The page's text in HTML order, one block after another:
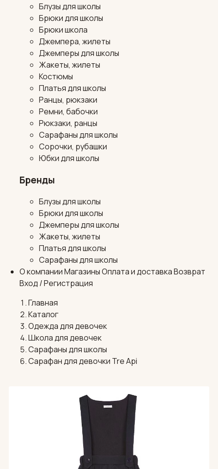
Блузы для школы
Брюки для школы
Брюки школа
Джемпера, жилеты
Джемперы для школы
Жакеты, жилеты
Костюмы
Платья для школы
Ранцы, рюкзаки
Ремни, бабочки
Рюкзаки, ранцы
Сарафаны для школы
Сорочки, рубашки
Юбки для школы
Бренды
Блузы для школы
Брюки для школы
Джемперы для школы
Жакеты, жилеты
Платья для школы
Сарафаны для школы
О компанииМагазиныОплата и доставкаВозврат
Вход / Регистрация
Главная
Каталог
Одежда для девочек
Школа для девочек
Сарафаны для школы
Сарафан для девочки Tre Api